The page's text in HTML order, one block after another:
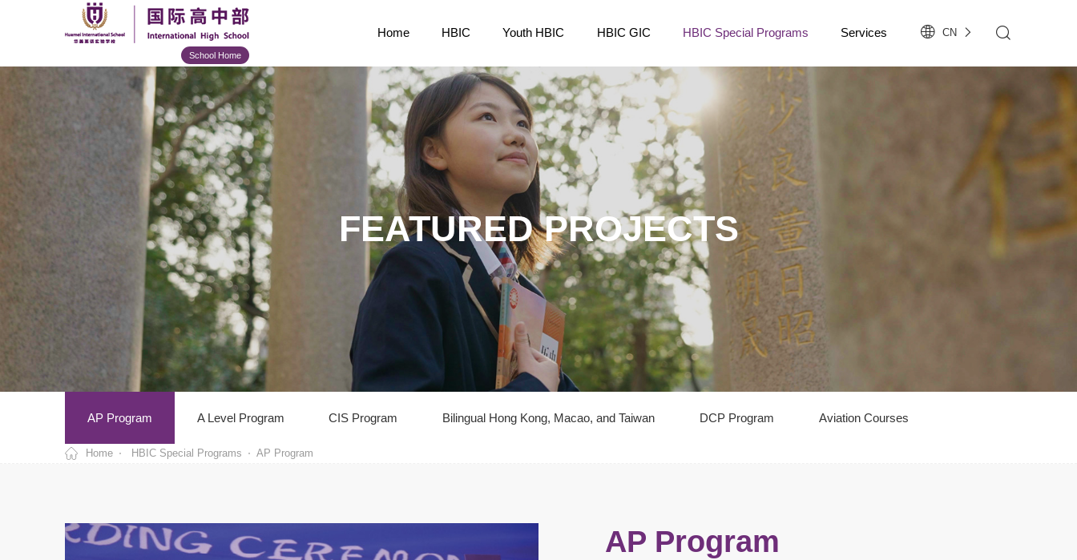
School Home
Home HBIC Youth HBIC HBIC GIC HBIC Special Programs Services CN
FEATURED PROJECTS
AP Program A Level Program CIS Program Bilingual Hong Kong, Macao, and Taiwan DCP Program Aviation Courses
Home HBIC Special Programs AP Program
AP Program